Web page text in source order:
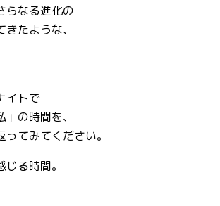
らなる進化の
たような、
イトで
の時間を、
てみてください。
る時間。